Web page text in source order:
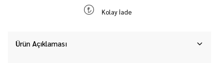
Kolay İade
Ürün Açıklaması